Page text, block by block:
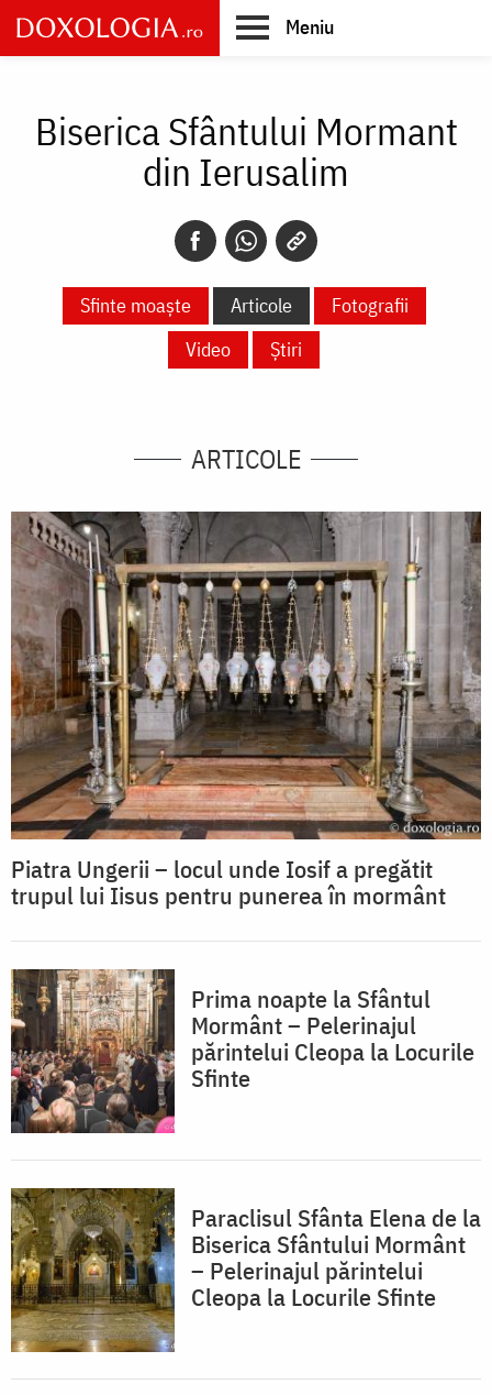
Skip
to
main
Meniu
Biserica Sfântului Mormant
din Ierusalim
Sfinte moaște Articole
Fotografii
Video
Știri
ARTICOLE
Piatra Ungerii – locul unde Iosif a pregătit
trupul lui Iisus pentru punerea în mormânt
Prima noapte la Sfântul
Mormânt – Pelerinajul
părintelui Cleopa la Locurile
Sfinte
Paraclisul Sfânta Elena de la
Biserica Sfântului Mormânt
– Pelerinajul părintelui
Cleopa la Locurile Sfinte